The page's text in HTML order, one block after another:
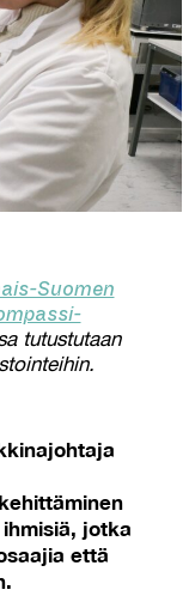
Suomen
tutustutaan
jotka
että